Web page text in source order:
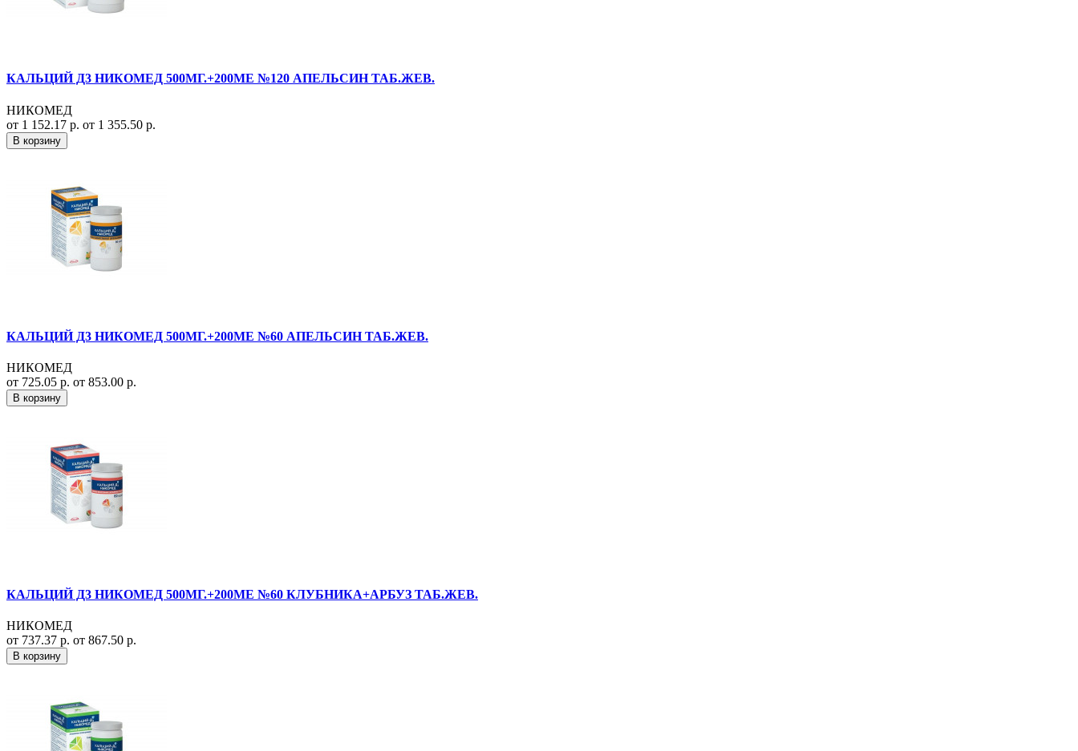
КАЛЬЦИЙ Д3 НИКОМЕД 500МГ.+200МЕ №120 АПЕЛЬСИН ТАБ.ЖЕВ.
НИКОМЕД
от 1 152.17 р. от 1 355.50 р.
В корзину
КАЛЬЦИЙ Д3 НИКОМЕД 500МГ.+200МЕ №60 АПЕЛЬСИН ТАБ.ЖЕВ.
НИКОМЕД
от 725.05 р. от 853.00 р.
В корзину
КАЛЬЦИЙ Д3 НИКОМЕД 500МГ.+200МЕ №60 КЛУБНИКА+АРБУЗ ТАБ.ЖЕВ.
НИКОМЕД
от 737.37 р. от 867.50 р.
В корзину